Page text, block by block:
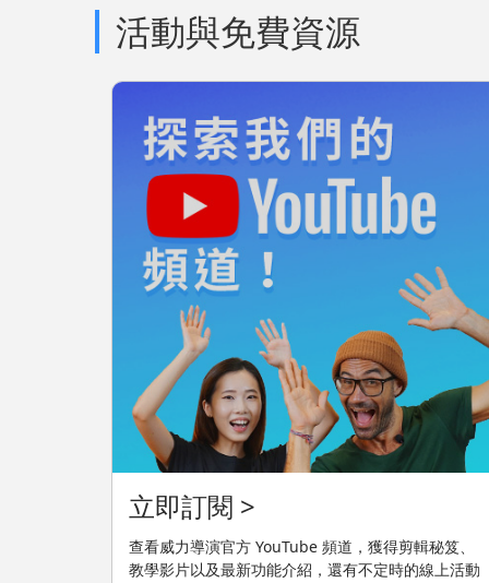
活動與免費資源
立即訂閱 >
查看威力導演官方 YouTube 頻道，獲得剪輯秘笈、
教學影片以及最新功能介紹，還有不定時的線上活動